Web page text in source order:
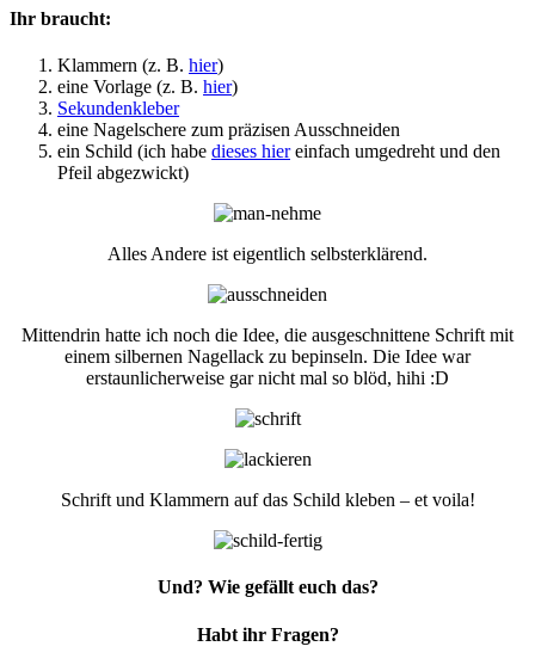
Ihr braucht:
Klammern (z. B. hier)
eine Vorlage (z. B. hier)
Sekundenkleber
eine Nagelschere zum präzisen Ausschneiden
ein Schild (ich habe dieses hiereinfach umgedreht und den
Pfeil abgezwickt)
Alles Andere ist eigentlich selbsterklärend.
Mittendrin hatte ich noch die Idee, die ausgeschnittene Schrift mit
einem silbernen Nagellack zu bepinseln. Die Idee war
erstaunlicherweise gar nicht mal so blöd, hihi :D
Schrift und Klammern auf das Schild kleben – et voila!
Und? Wie gefällt euch das?
Habt ihr Fragen?